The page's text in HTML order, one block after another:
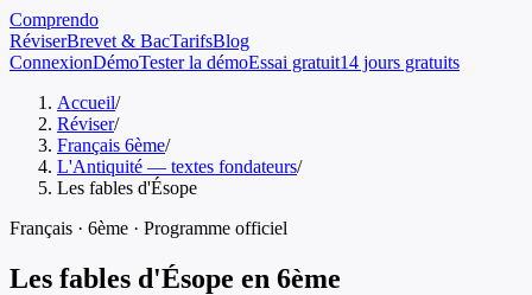
Comprendo
RéviserBrevet & BacTarifsBlog
ConnexionDémoTester la démoEssai gratuit14 jours gratuits
Accueil/
Réviser/
Français 6ème/
L'Antiquité — textes fondateurs/
Les fables d'Ésope
Français · 6ème · Programme officiel
Les fables d'Ésope en 6ème